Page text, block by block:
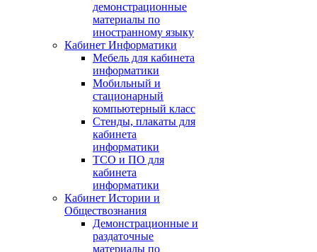
демонстрационные
материалы по
иностранному языку
Кабинет Информатики
Мебель для кабинета
информатики
Мобильный и
стационарный
компьютерный класс
Стенды, плакаты для
кабинета
информатики
ТСО и ПО для
кабинета
информатики
Кабинет Истории и
Обществознания
Демонстрационные и
раздаточные
материалы по